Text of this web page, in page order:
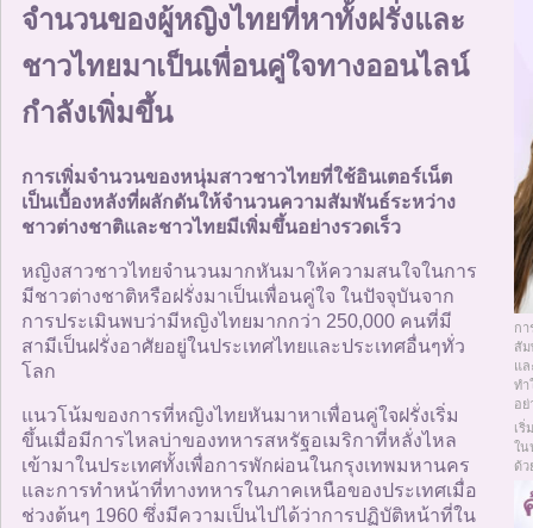
บอกเพื่อน
วิธีการทำงาน
ติดต่อเรา
ผู้ใช้ออนไลน์
ผู้หญิงออนไลน์
ผู้ชายออนไลน์
จำนวนของผู้หญิงไทยที่หาทั้งฝรั่งและ
ชาวไทยมาเป็นเพื่อนคู่ใจทางออนไลน์
กำลังเพิ่มขึ้น
การเพิ่มจำนวนของหนุ่มสาวชาวไทยที่ใช้อินเตอร์เน็ต
เป็นเบื้องหลังที่ผลักดันให้จำนวนความสัมพันธ์ระหว่าง
ชาวต่างชาติและชาวไทยมีเพิ่มขึ้นอย่างรวดเร็ว
หญิงสาวชาวไทยจำนวนมากหันมาให้ความสนใจในการ
มีชาวต่างชาติหรือฝรั่งมาเป็นเพื่อนคู่ใจ ในปัจจุบันจาก
การประเมินพบว่ามีหญิงไทยมากกว่า 250,000 คนที่มี
สามีเป็นฝรั่งอาศัยอยู่ในประเทศไทยและประเทศอื่นๆทั่ว
โลก
แนวโน้มของการที่หญิงไทยหันมาหาเพื่อนคู่ใจฝรั่งเริ่ม
ขึ้นเมื่อมีการไหลบ่าของทหารสหรัฐอเมริกาที่หลั่งไหล
เข้ามาในประเทศทั้งเพื่อการพักผ่อนในกรุงเทพมหานคร
และการทำหน้าที่ทางทหารในภาคเหนือของประเทศเมื่อ
ช่วงต้นๆ 1960 ซึ่งมีความเป็นไปได้ว่าการปฏิบัติหน้าที่ใน
กา
สัม
แ
ทำ
อย่
เ
ใน
ด้ว